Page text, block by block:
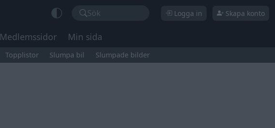
Sök Logga in Skapa konto
Medlemssidor Min sida
Topplistor Slumpa bil Slumpade bilder